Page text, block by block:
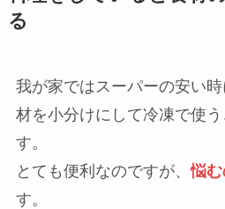
7.
料理をしていると食材
る